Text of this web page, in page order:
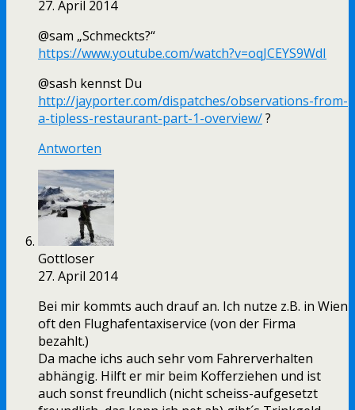
27. April 2014
@sam „Schmeckts?“
https://www.youtube.com/watch?v=oqJCEYS9WdI
@sash kennst Du
http://jayporter.com/dispatches/observations-from-
a-tipless-restaurant-part-1-overview/?
Antworten
Gottloser
27. April 2014
Bei mir kommts auch drauf an. Ich nutze z.B. in Wien
oft den Flughafentaxiservice (von der Firma
bezahlt.)
Da mache ichs auch sehr vom Fahrerverhalten
abhängig. Hilft er mir beim Kofferziehen und ist
auch sonst freundlich (nicht scheiss-aufgesetzt